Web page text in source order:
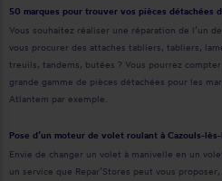
50 marques pour trouver vos pièces détachées
Vous souhaitez réaliser une réparation de l’un
vous procurer des attaches tabliers, tabliers,
treuils, tandems, butées ? Vous pourrez
grande gamme de pièces détachées pour les
Atlantem par exemple.
Pose d’un moteur de volet roulant à Cazouls-
Envie de changer un volet à manivelle en un
un service que Repar’Stores peut vous